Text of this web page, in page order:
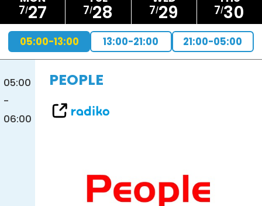
7 27 7 28 7 29 7 30
05:00-13:00 13:00-21:00 21:00-05:00
05:00
-
06:00
PEOPLE